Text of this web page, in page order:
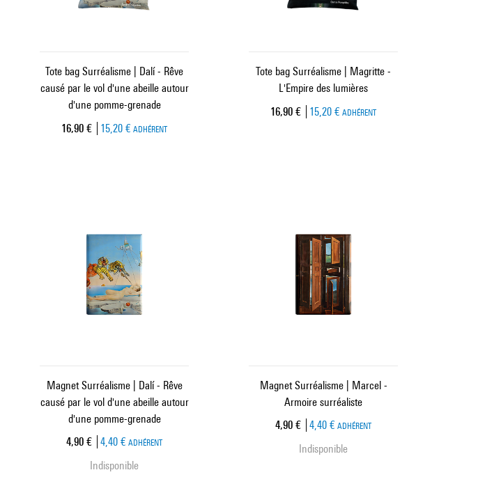
Tote bag Surréalisme | Dalí - Rêve
causé par le vol d'une abeille autour
d'une pomme-grenade
Prix ​​actuel
16,90 € 15,20 € ADHÉRENT
Tote bag Surréalisme | Magritte -
L'Empire des lumières
Prix ​​actuel
16,90 € 15,20 € ADHÉRENT
Magnet Surréalisme | Dalí - Rêve
causé par le vol d'une abeille autour
d'une pomme-grenade
Prix ​​actuel
4,90 € 4,40 € ADHÉRENT
Indisponible
Magnet Surréalisme | Marcel -
Armoire surréaliste
Prix ​​actuel
4,90 € 4,40 € ADHÉRENT
Indisponible